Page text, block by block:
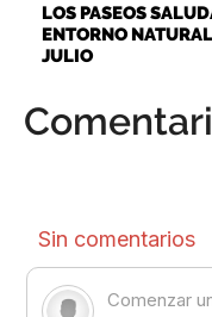
LOS PASEOS
ENTORNO
JULIO